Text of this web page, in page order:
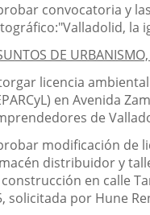
convocatoria y
la
DE
licencia
en Avenida
de
modificación de
distribuidor y
en calle
solicitada por Hune